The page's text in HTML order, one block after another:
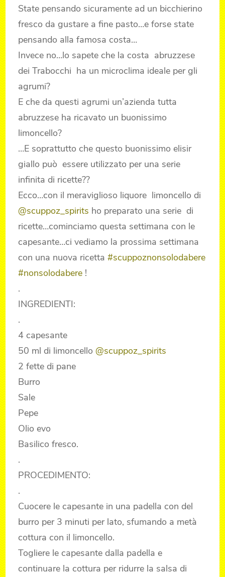
State pensando sicuramente ad un bicchierino
fresco da gustare a fine pasto…e forse state
pensando alla famosa costa…
Invece no…lo sapete che la costa abruzzese
dei Trabocchi ha un microclima ideale per gli
agrumi?
E che da questi agrumi un’azienda tutta
abruzzese ha ricavato un buonissimo
limoncello?
…E soprattutto che questo buonissimo elisir
giallo può essere utilizzato per una serie
infinita di ricette??
Ecco…con il meraviglioso liquore limoncello di
@scuppoz_spirits ho preparato una serie di
ricette…cominciamo questa settimana con le
capesante…ci vediamo la prossima settimana
con una nuova ricetta#scuppoznonsolodabere
#nonsolodabere !
.
INGREDIENTI:
.
4 capesante
50 ml di limoncello @scuppoz_spirits
2 fette di pane
Burro
Sale
Pepe
Olio evo
Basilico fresco.
.
PROCEDIMENTO:
.
Cuocere le capesante in una padella con del
burro per 3 minuti per lato, sfumando a metà
cottura con il limoncello.
Togliere le capesante dalla padella e
continuare la cottura per ridurre la salsa di